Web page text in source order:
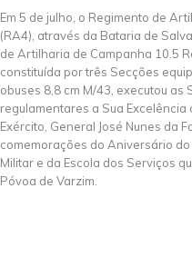
Em 5 de julho, o Regimento de
(RA4), através da Bataria de
de Artilharia de Campanha 10.5
constituída por três Secções
obuses 8,8 cm M/43, executou as
regulamentares a Sua Excelência
Exército, General José Nunes da
comemorações do Aniversário
Militar e da Escola dos Serviços
Póvoa de Varzim.